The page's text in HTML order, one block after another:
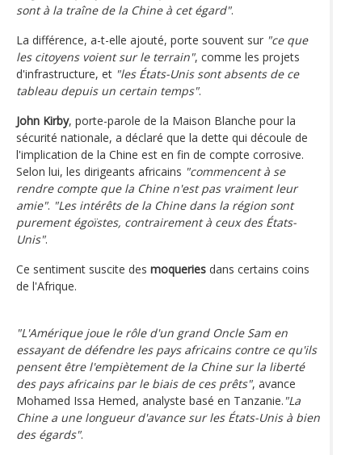
sont à la traîne de la Chine à cet égard".
La différence, a-t-elle ajouté, porte souvent sur "ce que
les citoyens voient sur le terrain", comme les projets
d'infrastructure, et "les États-Unis sont absents de ce
tableau depuis un certain temps".
John Kirby, porte-parole de la Maison Blanche pour la
sécurité nationale, a déclaré que la dette qui découle de
l'implication de la Chine est en fin de compte corrosive.
Selon lui, les dirigeants africains "commencent à se
rendre compte que la Chine n'est pas vraiment leur
amie". "Les intérêts de la Chine dans la région sont
purement égoïstes, contrairement à ceux des États-
Unis".
Ce sentiment suscite des moqueries dans certains coins
de l'Afrique.
"L'Amérique joue le rôle d'un grand Oncle Sam en
essayant de défendre les pays africains contre ce qu'ils
pensent être l'empiètement de la Chine sur la liberté
des pays africains par le biais de ces prêts", avance
Mohamed Issa Hemed, analyste basé en Tanzanie. "La
Chine a une longueur d'avance sur les États-Unis à bien
des égards".